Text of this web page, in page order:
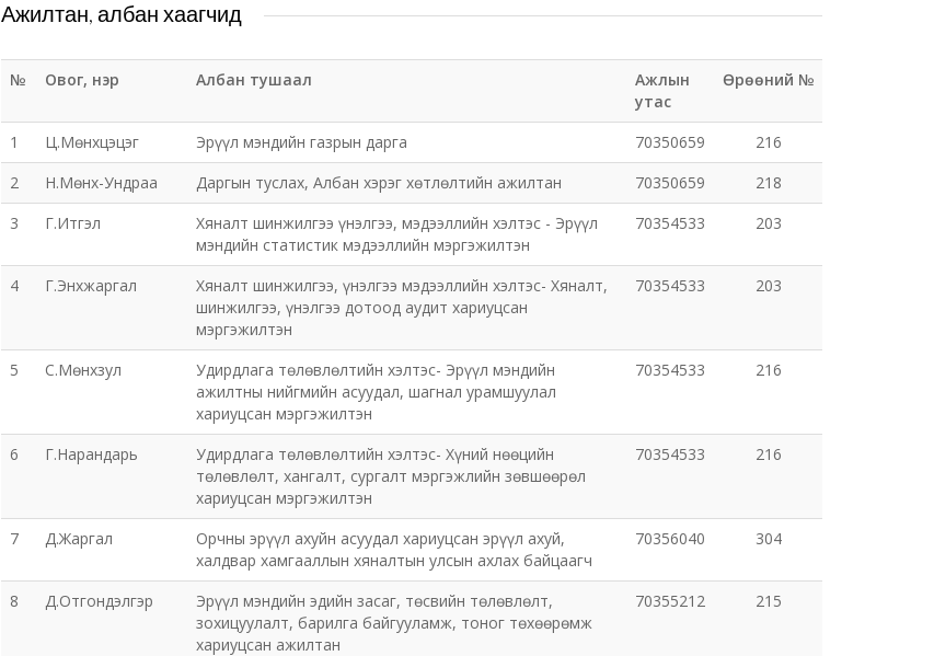
Ажилтан, албан хаагчид
№ Овог, нэр Албан тушаал
Ажлын
утас
Өрөөний №
1 Ц.Мөнхцэцэг Эрүүл мэндийн газрын дарга 70350659
216
2
Н.Мөнх-Ундраа Даргын туслах, Албан хэрэг хөтлөлтийн ажилтан 70350659
218
3
Г.Итгэл
Хяналт шинжилгээ үнэлгээ, мэдээллийн хэлтэс - Эрүүл
мэндийн статистик мэдээллийн мэргэжилтэн
70354533 203
4 Г.Энхжаргал
Хяналт шинжилгээ, үнэлгээ мэдээллийн хэлтэс- Хяналт,
шинжилгээ, үнэлгээ дотоод аудит хариуцсан
мэргэжилтэн
70354533 203
5 С.Мөнхзул
Удирдлага төлөвлөлтийн хэлтэс- Эрүүл мэндийн
ажилтны нийгмийн асуудал, шагнал урамшуулал
хариуцсан мэргэжилтэн
70354533 216
6 Г.Нарандарь
Удирдлага төлөвлөлтийн хэлтэс- Хүний нөөцийн
төлөвлөлт, хангалт, сургалт мэргэжлийн зөвшөөрөл
хариуцсан мэргэжилтэн
70354533 216
7 Д.Жаргал
Орчны эрүүл ахуйн асуудал хариуцсан эрүүл ахуй,
халдвар хамгааллын хяналтын улсын ахлах байцаагч
70356040 304
8 Д.Отгондэлгэр
Эрүүл мэндийн эдийн засаг, төсвийн төлөвлөлт,
зохицуулалт, барилга байгууламж, тоног төхөөрөмж
хариуцсан ажилтан
70355212 215